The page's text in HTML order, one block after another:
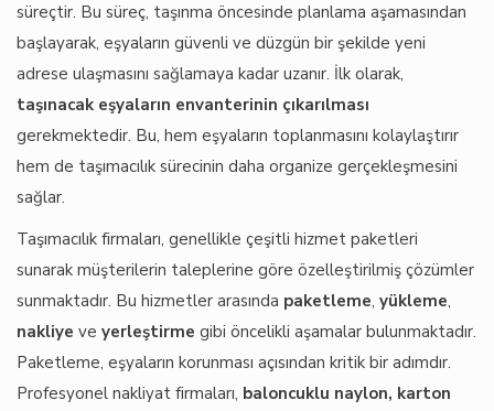
süreçtir. Bu süreç, taşınma öncesinde planlama aşamasından
başlayarak, eşyaların güvenli ve düzgün bir şekilde yeni
adrese ulaşmasını sağlamaya kadar uzanır. İlk olarak,
taşınacak eşyaların envanterinin çıkarılması
gerekmektedir. Bu, hem eşyaların toplanmasını kolaylaştırır
hem de taşımacılık sürecinin daha organize gerçekleşmesini
sağlar.
Taşımacılık firmaları, genellikle çeşitli hizmet paketleri
sunarak müşterilerin taleplerine göre özelleştirilmiş çözümler
sunmaktadır. Bu hizmetler arasında paketleme, yükleme,
nakliye ve yerleştirme gibi öncelikli aşamalar bulunmaktadır.
Paketleme, eşyaların korunması açısından kritik bir adımdır.
Profesyonel nakliyat firmaları, baloncuklu naylon, karton